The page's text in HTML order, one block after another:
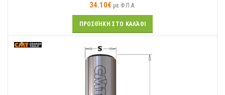
34.10€ με Φ.Π.Α.
ΠΡΟΣΘΉΚΗ ΣΤΟ ΚΑΛΆΘΙ